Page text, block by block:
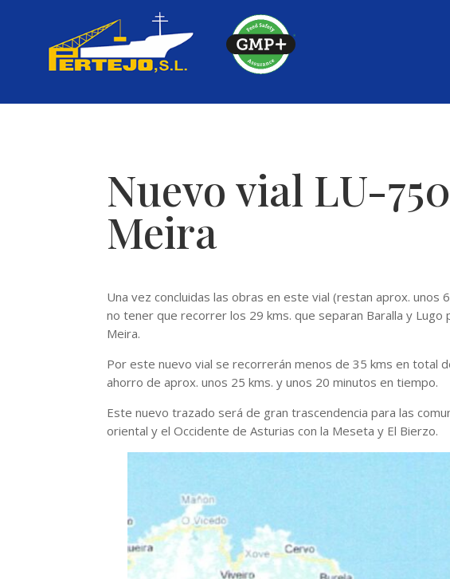
Nuevo vial LU-
Meira
Una vez concluidas las obras en este vial (restan aprox.
no tener que recorrer los 29 kms. que separan Baralla y
Meira.
Por este nuevo vial se recorrerán menos de 35 kms en total
ahorro de aprox. unos 25 kms. y unos 20 minutos en tiempo.
Este nuevo trazado será de gran trascendencia para las
oriental y el Occidente de Asturias con la Meseta y El Bierzo.